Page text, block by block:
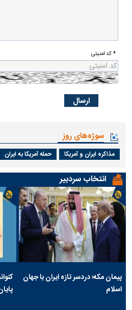
* کد امنیتی
سوژه‌های روز
مذاکره ایران و آمریکا حمله آمریکا به ایران
انتخاب سردبیر
پیمان مکه؛ دردسر تازه ایران با جهان
اسلام